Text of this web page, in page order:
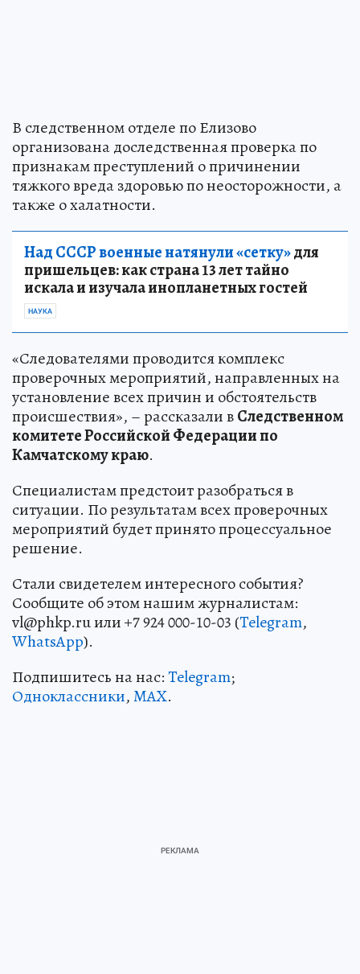
В следственном отделе по Елизово
организована доследственная проверка по
признакам преступлений о причинении
тяжкого вреда здоровью по неосторожности, а
также о халатности.
Над СССР военные натянули «сетку»для
пришельцев: как страна 13 лет тайно
искала и изучала инопланетных гостей
НАУКА
«Следователями проводится комплекс
проверочных мероприятий, направленных на
установление всех причин и обстоятельств
происшествия», – рассказали вСледственном
комитете Российской Федерации по
Камчатскому краю.
Специалистам предстоит разобраться в
ситуации. По результатам всех проверочных
мероприятий будет принято процессуальное
решение.
Стали свидетелем интересного события?
Сообщите об этом нашим журналистам:
vl@phkp.ru или +7 924 000-10-03 (Telegram,
WhatsApp).
Подпишитесь на нас:Telegram;
Одноклассники,MAX.